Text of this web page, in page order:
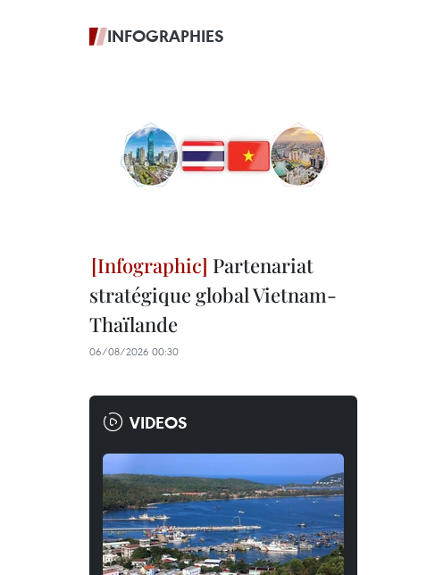
INFOGRAPHIES
Partenariat
stratégique global Vietnam-
Thaïlande
06/08/2026 00:30
VIDEOS